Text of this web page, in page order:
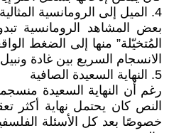
4. الميل إلى الرومانسية المثالية في بعض المقاطع
بعض المشاهد الرومانسية
المُتخيّلة” منها إلى الضغط
الانسجام السريع بين غادة
5. النهاية السعيدة الصافية
رغم أن النهاية السعيدة
النص كان يحتمل نهاية أكثر
خصوصًا بعد كل الأسئلة